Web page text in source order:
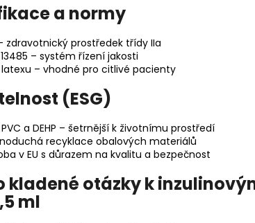
a normy
zdravotnický prostředek třídy IIa
13485 – systém řízení jakosti
latexu – vhodné pro citlivé pacienty
(ESG)
PVC a DEHP – šetrnější k životnímu prostředí
recyklace obalových materiálů
v EU s důrazem na kvalitu a bezpečnost
kladené otázky k
ml